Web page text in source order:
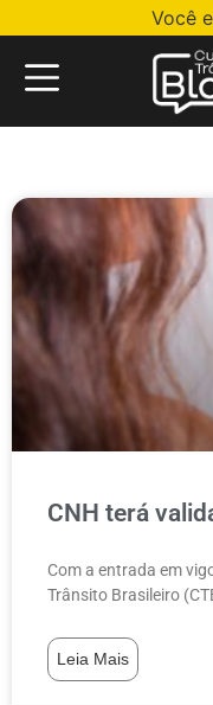
Você
CNH terá
Com a entrada em
Trânsito Brasileiro
Leia Mais